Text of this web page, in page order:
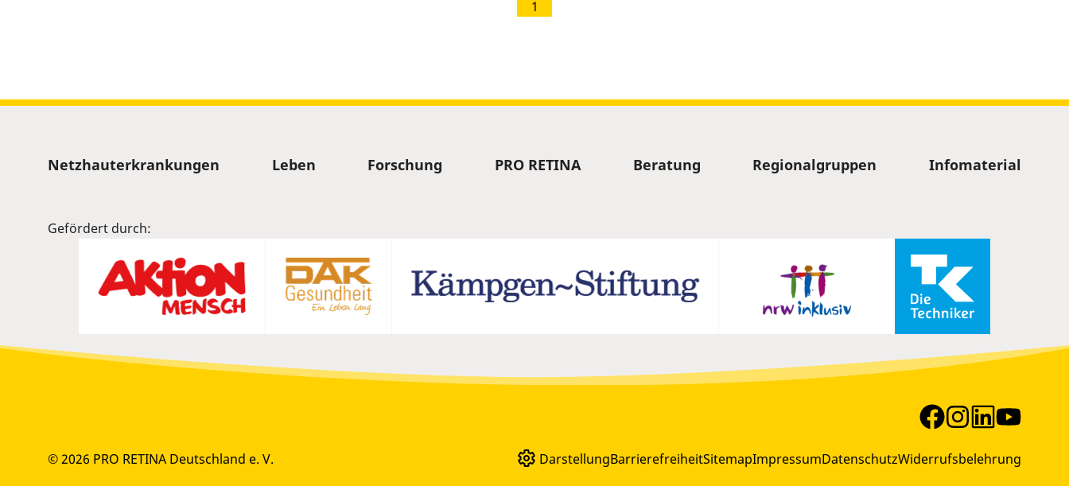
1
Sitemap
Netzhauterkrankungen Leben Forschung PRO RETINA Beratung Regionalgruppen Infomaterial
Gefördert durch:
© 2026 PRO RETINA Deutschland e. V. DarstellungBarrierefreiheitSitemapImpressumDatenschutzWiderrufsbelehrung